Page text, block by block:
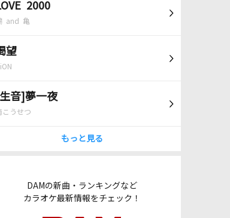
2000
and 亀
望
音]夢一夜
こうせつ
もっと見る
DAMの新曲・ランキングなど
カラオケ最新情報をチェック！